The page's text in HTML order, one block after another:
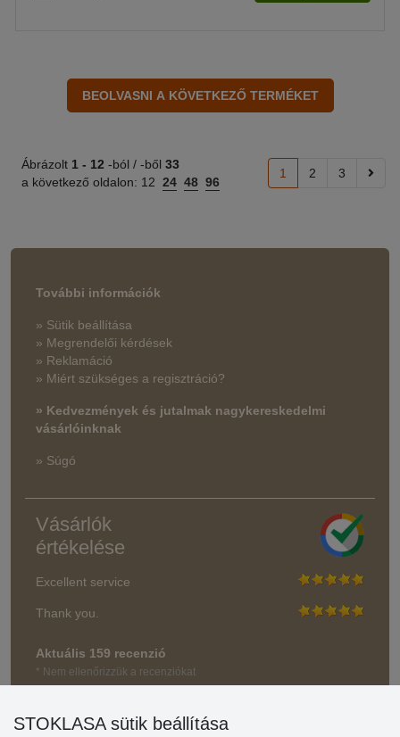
Ábrázolt 1 - 12 -ból / -ből 33
a következő oldalon: 12 24 48 96
1 2 3
További információk
» Sütik beállítása
» Megrendelői kérdések
» Reklamáció
» Miért szükséges a regisztráció?
» Kedvezmények és jutalmak nagykereskedelmi
vásárlóinknak
» Súgó
Vásárlók
értékelése
Excellent service
Thank you.
Aktuális 159 recenzió
* Nem ellenőrizzük a recenziókat
STOKLASA sütik beállítása